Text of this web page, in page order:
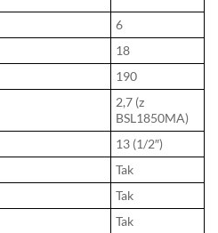
6
18
190
2,7 (z
BSL1850MA)
13 (1/2″)
Tak
Tak
Tak